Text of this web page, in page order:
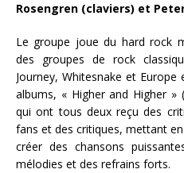
Rosengren (claviers) et
Le groupe joue du hard rock
des groupes de rock
Journey, Whitesnake et
albums, « Higher and Higher »
qui ont tous deux reçu des
fans et des critiques, mettant
créer des chansons
mélodies et des refrains forts.